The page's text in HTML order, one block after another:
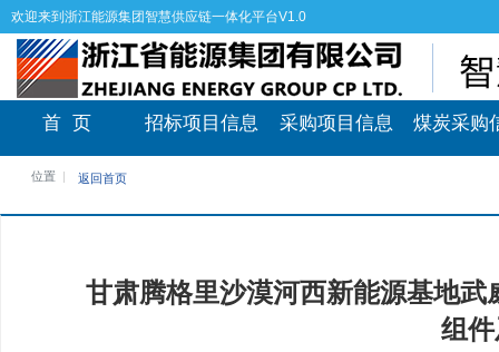
欢迎来到浙江能源集团智慧供应链一体化平台V1.0
首 页 招标项目信息 采购项目信息 煤炭采购
位置 返回首页
甘肃腾格里沙漠河西新能源基地
组